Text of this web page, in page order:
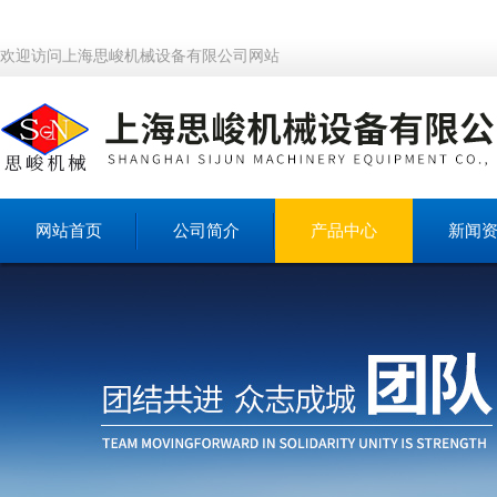
欢迎访问上海思峻机械设备有限公司网站
网站首页 公司简介 产品中心 新闻